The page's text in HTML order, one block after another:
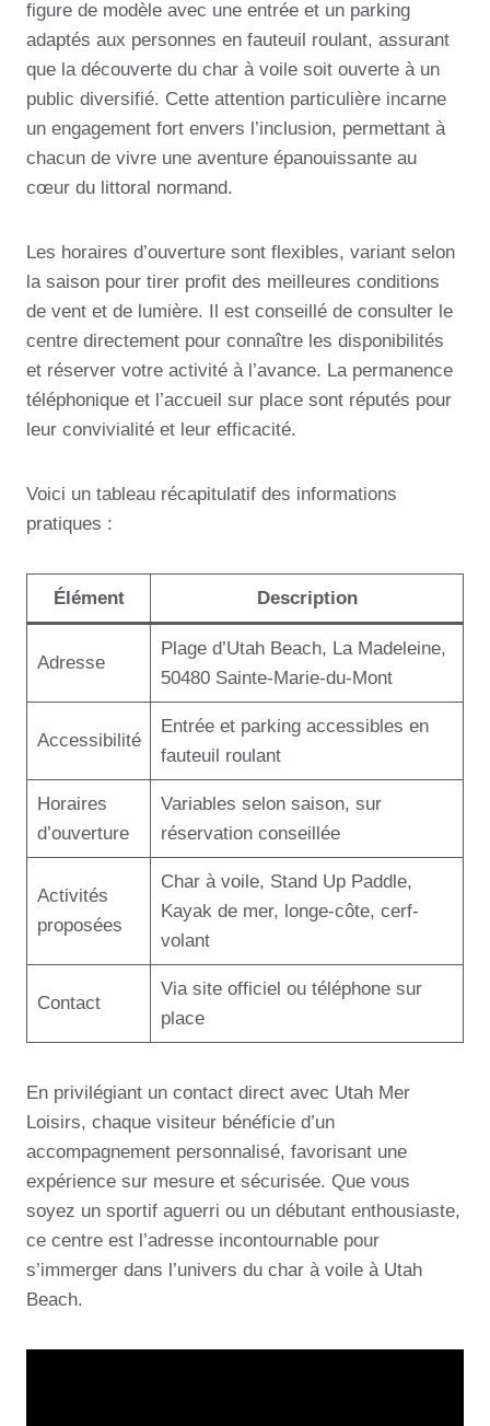
figure de modèle avec une entrée et un parking
adaptés aux personnes en fauteuil roulant, assurant
que la découverte du char à voile soit ouverte à un
public diversifié. Cette attention particulière incarne
un engagement fort envers l’inclusion, permettant à
chacun de vivre une aventure épanouissante au
cœur du littoral normand.
Les horaires d’ouverture sont flexibles, variant selon
la saison pour tirer profit des meilleures conditions
de vent et de lumière. Il est conseillé de consulter le
centre directement pour connaître les disponibilités
et réserver votre activité à l’avance. La permanence
téléphonique et l’accueil sur place sont réputés pour
leur convivialité et leur efficacité.
Voici un tableau récapitulatif des informations
pratiques :
Élément Description
Adresse
Plage d’Utah Beach, La Madeleine,
50480 Sainte-Marie-du-Mont
Accessibilité
Entrée et parking accessibles en
fauteuil roulant
Horaires
d’ouverture
Variables selon saison, sur
réservation conseillée
Activités
proposées
Char à voile, Stand Up Paddle,
Kayak de mer, longe-côte, cerf-
volant
Contact
Via site officiel ou téléphone sur
place
En privilégiant un contact direct avec Utah Mer
Loisirs, chaque visiteur bénéficie d’un
accompagnement personnalisé, favorisant une
expérience sur mesure et sécurisée. Que vous
soyez un sportif aguerri ou un débutant enthousiaste,
ce centre est l’adresse incontournable pour
s’immerger dans l’univers du char à voile à Utah
Beach.